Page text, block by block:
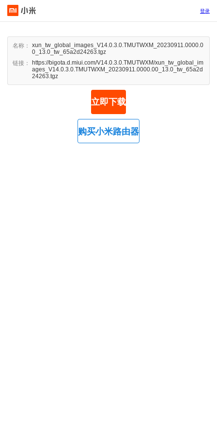
登录
名称：
xun_tw_global_images_V14.0.3.0.TMUTWXM_20230911.0000.0
0_13.0_tw_65a2d24263.tgz
链接：
https://bigota.d.miui.com/V14.0.3.0.TMUTWXM/xun_tw_global_im
ages_V14.0.3.0.TMUTWXM_20230911.0000.00_13.0_tw_65a2d
24263.tgz
立即下载
购买小米路由器